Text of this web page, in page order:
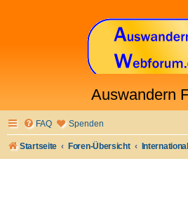
Auswandern
FAQ Spenden
Startseite Foren-Übersicht